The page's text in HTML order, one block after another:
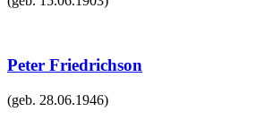
Peter Friedrichson
(geb. 28.06.1946)